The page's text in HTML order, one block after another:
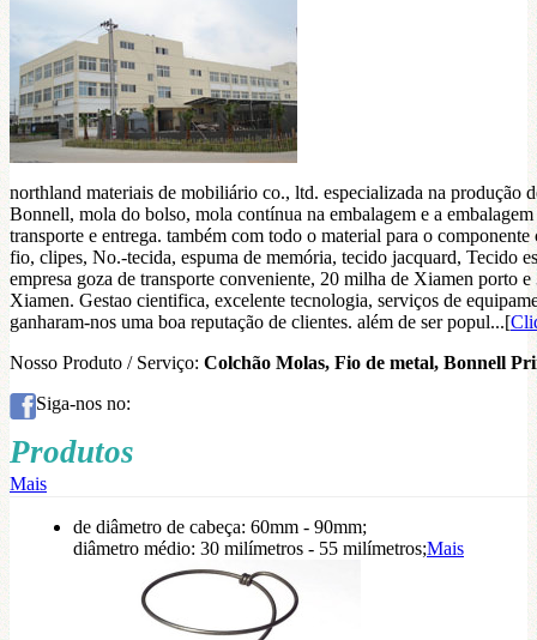
northland materiais de mobiliário co., ltd. especializada na produção
Bonnell, mola do bolso, mola contínua na embalagem e a
transporte e entrega. também com todo o material para o
fio, clipes, No.-tecida, espuma de memória, tecido jacquard, Tecido
empresa goza de transporte conveniente, 20 milha de Xiamen porto
Xiamen. Gestao cientifica, excelente tecnologia, serviços de
ganharam-nos uma boa reputação de clientes. além de ser popul...[
Nosso Produto / Serviço: Colchão Molas, Fio de metal, Bonnell
Siga-nos no:
Produtos
Mais
de diâmetro de cabeça: 60mm - 90mm;
diâmetro médio: 30 milímetros - 55 milímetros;Mais